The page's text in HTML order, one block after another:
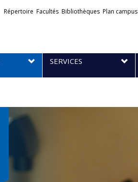
Liens
Répertoire Facultés Bibliothèques Plan campus
SERVICES